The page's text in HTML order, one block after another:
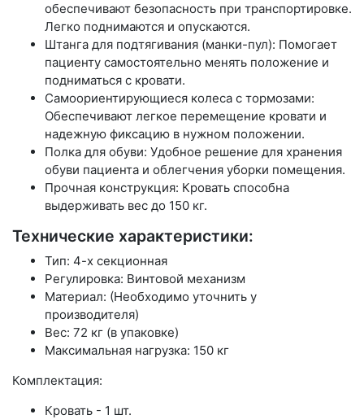
обеспечивают безопасность при транспортировке.
Легко поднимаются и опускаются.
Штанга для подтягивания (манки-пул): Помогает
пациенту самостоятельно менять положение и
подниматься с кровати.
Самоориентирующиеся колеса с тормозами:
Обеспечивают легкое перемещение кровати и
надежную фиксацию в нужном положении.
Полка для обуви: Удобное решение для хранения
обуви пациента и облегчения уборки помещения.
Прочная конструкция: Кровать способна
выдерживать вес до 150 кг.
Технические характеристики:
Тип: 4-х секционная
Регулировка: Винтовой механизм
Материал: (Необходимо уточнить у
производителя)
Вес: 72 кг (в упаковке)
Максимальная нагрузка: 150 кг
Комплектация:
Кровать - 1 шт.